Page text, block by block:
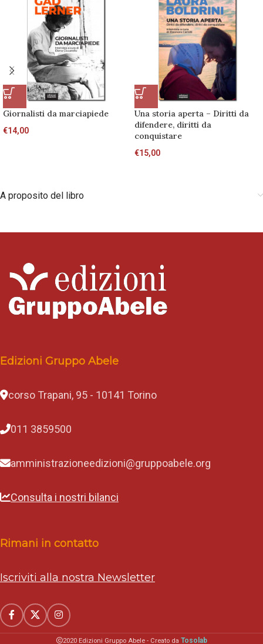
Giornalisti da marciapiede
€14,00
Una storia aperta – Diritti da
difendere, diritti da
conquistare
€15,00
A proposito del libro
Edizioni Gruppo Abele
corso Trapani, 95 - 10141 Torino
011 3859500
amministrazioneedizioni@gruppoabele.org
Consulta i nostri bilanci
Rimani in contatto
Iscriviti alla nostra Newsletter
2020 Edizioni Gruppo Abele - Creato da Tosolab